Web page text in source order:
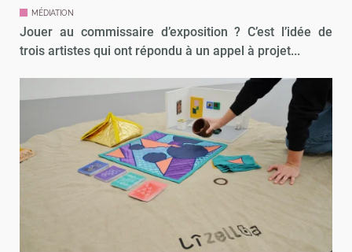
MÉDIATION
Jouer au commissaire d’exposition ? C’est l’idée de
trois artistes qui ont répondu à un appel à projet...